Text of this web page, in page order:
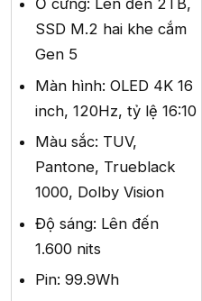
Ổ cứng: Lên đến 2TB,
SSD M.2 hai khe cắm
Gen 5
Màn hình: OLED 4K 16
inch, 120Hz, tỷ lệ 16:10
Màu sắc: TUV,
Pantone, Trueblack
1000, Dolby Vision
Độ sáng: Lên đến
1.600 nits
Pin: 99.9Wh